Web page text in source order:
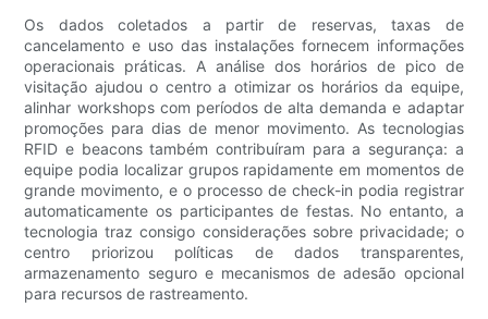
Os dados coletados a partir de reservas, taxas de
cancelamento e uso das instalações fornecem informações
operacionais práticas. A análise dos horários de pico de
visitação ajudou o centro a otimizar os horários da equipe,
alinhar workshops com períodos de alta demanda e adaptar
promoções para dias de menor movimento. As tecnologias
RFID e beacons também contribuíram para a segurança: a
equipe podia localizar grupos rapidamente em momentos de
grande movimento, e o processo de check-in podia registrar
automaticamente os participantes de festas. No entanto, a
tecnologia traz consigo considerações sobre privacidade; o
centro priorizou políticas de dados transparentes,
armazenamento seguro e mecanismos de adesão opcional
para recursos de rastreamento.